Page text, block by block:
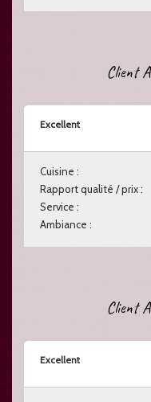
Client A
Excellent
Cuisine :
Rapport qualité / prix :
Service :
Ambiance :
Client A
Excellent